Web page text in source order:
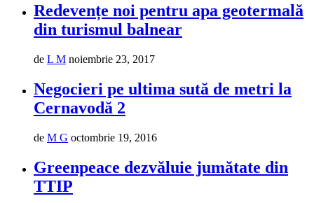
Redevențe noi pentru apa geotermală
din turismul balnear
de L M noiembrie 23, 2017
Negocieri pe ultima sută de metri la
Cernavodă 2
de M G octombrie 19, 2016
Greenpeace dezvăluie jumătate din
TTIP